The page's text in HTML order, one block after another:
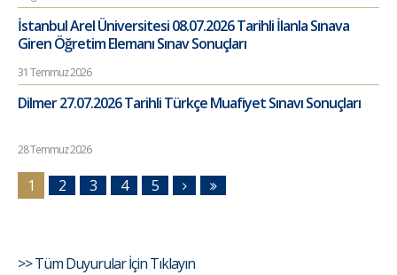
İstanbul Arel Üniversitesi 08.07.2026 Tarihli İlanla Sınava
Giren Öğretim Elemanı Sınav Sonuçları
31 Temmuz 2026
Dilmer 27.07.2026 Tarihli Türkçe Muafiyet Sınavı Sonuçları
28 Temmuz 2026
1 2 3 4 5
>> Tüm Duyurular İçin Tıklayın